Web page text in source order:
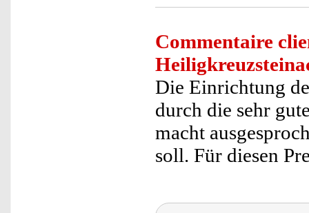
Commentaire
Die Einrichtung
durch die sehr
macht
soll. Für diesen